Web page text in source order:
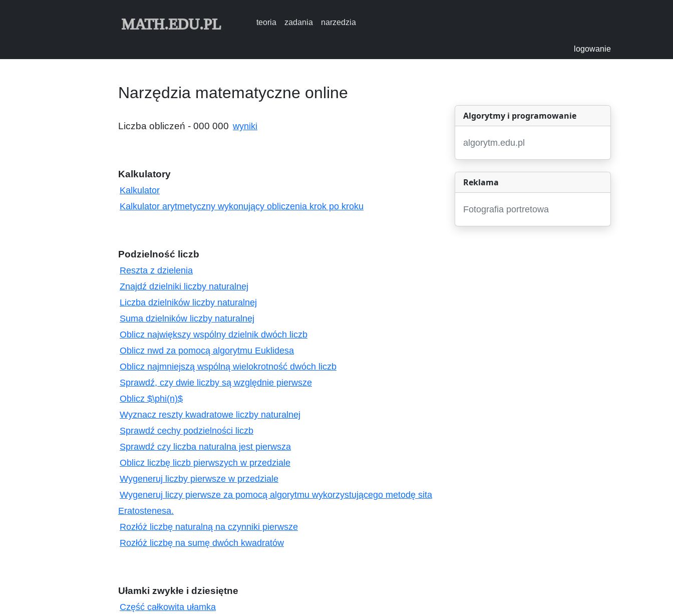
MATH.EDU.PL teoria zadania narzedzia
logowanie
Narzędzia matematyczne online
Liczba obliczeń - 000 000 wyniki
Kalkulatory
Kalkulator
Kalkulator arytmetyczny wykonujący obliczenia krok po kroku
Podzielność liczb
Reszta z dzielenia
Znajdź dzielniki liczby naturalnej
Liczba dzielników liczby naturalnej
Suma dzielników liczby naturalnej
Oblicz największy wspólny dzielnik dwóch liczb
Oblicz nwd za pomocą algorytmu Euklidesa
Oblicz najmniejszą wspólną wielokrotność dwóch liczb
Sprawdź, czy dwie liczby są względnie pierwsze
Oblicz $\phi(n)$
Wyznacz reszty kwadratowe liczby naturalnej
Sprawdź cechy podzielności liczb
Sprawdź czy liczba naturalna jest pierwsza
Oblicz liczbę liczb pierwszych w przedziale
Wygeneruj liczby pierwsze w przedziale
Wygeneruj liczy pierwsze za pomocą algorytmu wykorzystującego metodę sita
Eratostenesa.
Rozłóż liczbę naturalną na czynniki pierwsze
Rozłóż liczbę na sumę dwóch kwadratów
Ułamki zwykłe i dziesiętne
Część całkowita ułamka
Algorytmy i programowanie
algorytm.edu.pl
Reklama
Fotografia portretowa